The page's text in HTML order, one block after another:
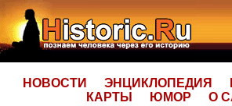
НОВОСТИ ЭНЦИКЛОПЕДИЯ
КАРТЫ
ЮМОР О